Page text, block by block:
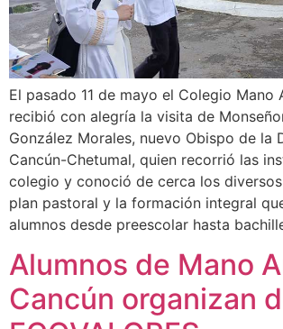
El pasado 11 de mayo el Colegio Mano
recibió con alegría la visita de
González Morales, nuevo Obispo de la
Cancún-Chetumal, quien recorrió las
colegio y conoció de cerca los
plan pastoral y la formación integral
alumnos desde preescolar hasta
Alumnos de Mano
Cancún organizan